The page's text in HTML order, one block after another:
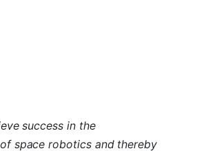
success in the
space robotics and thereby